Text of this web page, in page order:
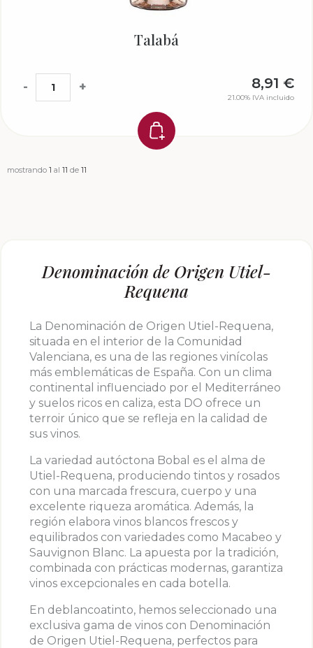
Talabá
8,91 €
21.00% IVA incluido
- +
mostrando 1 al 11 de 11
Denominación de Origen Utiel-
Requena
La Denominación de Origen Utiel-Requena,
situada en el interior de la Comunidad
Valenciana, es una de las regiones vinícolas
más emblemáticas de España. Con un clima
continental influenciado por el Mediterráneo
y suelos ricos en caliza, esta DO ofrece un
terroir único que se refleja en la calidad de
sus vinos.
La variedad autóctona Bobal es el alma de
Utiel-Requena, produciendo tintos y rosados
con una marcada frescura, cuerpo y una
excelente riqueza aromática. Además, la
región elabora vinos blancos frescos y
equilibrados con variedades como Macabeo y
Sauvignon Blanc. La apuesta por la tradición,
combinada con prácticas modernas, garantiza
vinos excepcionales en cada botella.
En deblancoatinto, hemos seleccionado una
exclusiva gama de vinos con Denominación
de Origen Utiel-Requena, perfectos para